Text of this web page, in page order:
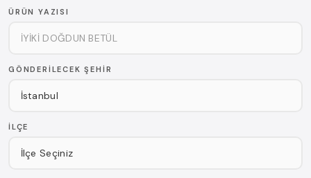
ÜRÜN YAZISI
GÖNDERILECEK ŞEHIR
İLÇE